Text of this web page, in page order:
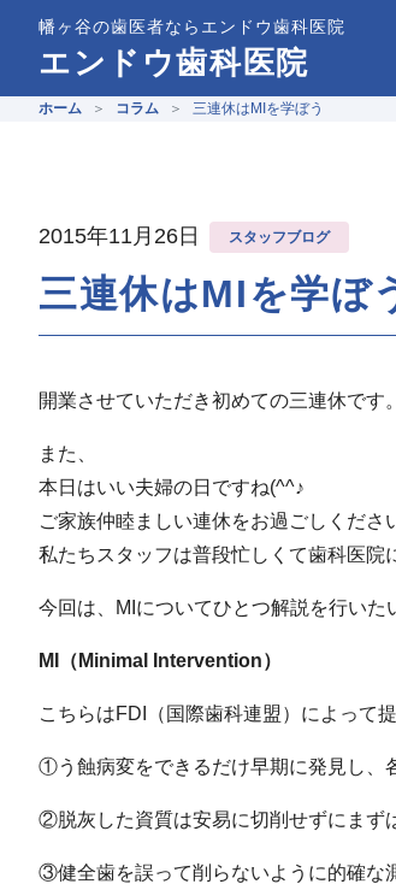
幡ヶ谷の歯医者ならエンドウ歯科医院
エンドウ歯科医院
ホーム コラム 三連休はMIを学ぼう
2015年11月26日 スタッフブログ
三連休はMIを学ぼ
開業させていただき初めての三連休です。
また、
本日はいい夫婦の日ですね(^^♪
ご家族仲睦ましい連休をお過ごしくださ
私たちスタッフは普段忙しくて歯科医院
今回は、MIについてひとつ解説を行いた
MI（Minimal Intervention）
こちらはFDI（国際歯科連盟）によって
①う蝕病変をできるだけ早期に発見し、
②脱灰した資質は安易に切削せずにまず
③健全歯を誤って削らないように的確な